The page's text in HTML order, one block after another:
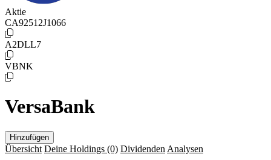
Aktie
CA92512J1066
A2DLL7
VBNK
VersaBank
Hinzufügen
Übersicht Deine Holdings (0) Dividenden Analysen